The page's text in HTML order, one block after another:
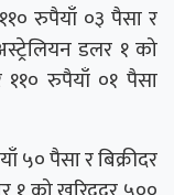
रुपैयाँ ०३ पैसा र
डलर १ को
११० रुपैयाँ ०१ पैसा
५० पैसा र बिक्रीदर